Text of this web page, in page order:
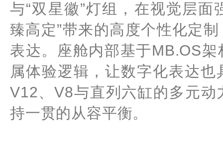
与“双星徽”灯组，在视觉层面
臻高定”带来的高度个性化定
表达。座舱内部基于MB.OS
属体验逻辑，让数字化表达
V12、V8与直列六缸的多元
持一贯的从容平衡。